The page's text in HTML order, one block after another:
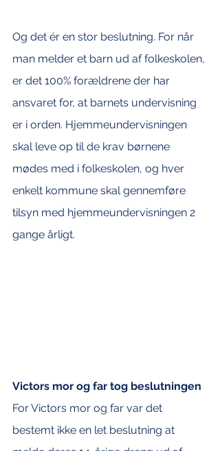
Og det ér en stor beslutning. For når
man melder et barn ud af folkeskolen,
er det 100% forældrene der har
ansvaret for, at barnets undervisning
er i orden. Hjemmeundervisningen
skal leve op til de krav børnene
mødes med i folkeskolen, og hver
enkelt kommune skal gennemføre
tilsyn med hjemmeundervisningen 2
gange årligt.
Victors mor og far tog beslutningen
For Victors mor og far var det
bestemt ikke en let beslutning at